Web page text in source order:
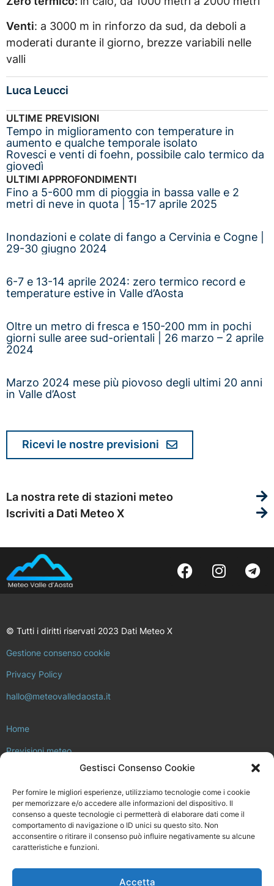
Gestisci Consenso Cookie
Per fornire le migliori esperienze, utilizziamo tecnologie come i cookie
per memorizzare e/o accedere alle informazioni del dispositivo. Il
consenso a queste tecnologie ci permetterà di elaborare dati come il
comportamento di navigazione o ID unici su questo sito. Non
acconsentire o ritirare il consenso può influire negativamente su alcune
caratteristiche e funzioni.
Accetta
Venti: a 3000 m in rinforzo da sud, da deboli a
moderati durante il giorno, brezze variabili nelle
valli
Luca Leucci
ULTIME PREVISIONI
Tempo in miglioramento con temperature in
aumento e qualche temporale isolato
Rovesci e venti di foehn, possibile calo termico da
giovedì
ULTIMI APPROFONDIMENTI
Fino a 5-600 mm di pioggia in bassa valle e 2
metri di neve in quota | 15-17 aprile 2025
Inondazioni e colate di fango a Cervinia e Cogne |
29-30 giugno 2024
6-7 e 13-14 aprile 2024: zero termico record e
temperature estive in Valle d’Aosta
Oltre un metro di fresca e 150-200 mm in pochi
giorni sulle aree sud-orientali | 26 marzo – 2 aprile
2024
Marzo 2024 mese più piovoso degli ultimi 20 anni
in Valle d’Aost
Ricevi le nostre previsioni
La nostra rete di stazioni meteo
Iscriviti a Dati Meteo X
© Tutti i diritti riservati 2023 Dati Meteo X
Gestione consenso cookie
Privacy Policy
hallo@meteovalledaosta.it
Home
Previsioni meteo
Approfondimenti meteo e clima
Consulta la rete di stazioni meteo
Il progetto Meteo Valle d’Aosta
Installa la tua stazione meteo